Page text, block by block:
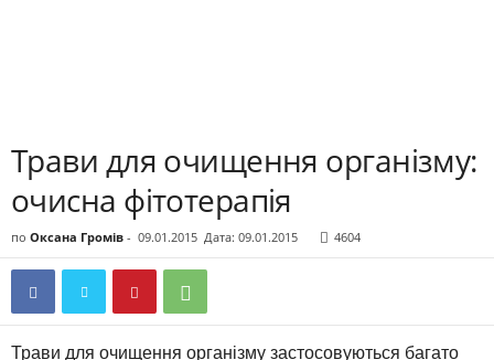
Трави для очищення організму:
очисна фітотерапія
по Оксана Громів - 09.01.2015 Дата: 09.01.2015 4604
Трави для очищення організму застосовуються багато